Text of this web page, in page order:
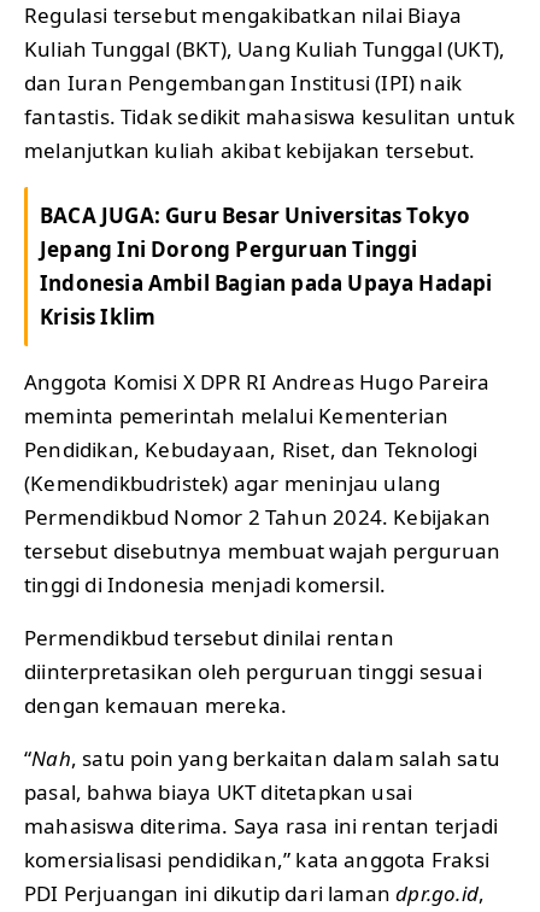
Regulasi tersebut mengakibatkan nilai Biaya
Kuliah Tunggal (BKT), Uang Kuliah Tunggal (UKT),
dan Iuran Pengembangan Institusi (IPI) naik
fantastis. Tidak sedikit mahasiswa kesulitan untuk
melanjutkan kuliah akibat kebijakan tersebut.
BACA JUGA: Guru Besar Universitas Tokyo
Jepang Ini Dorong Perguruan Tinggi
Indonesia Ambil Bagian pada Upaya Hadapi
Krisis Iklim
Anggota Komisi X DPR RI Andreas Hugo Pareira
meminta pemerintah melalui Kementerian
Pendidikan, Kebudayaan, Riset, dan Teknologi
(Kemendikbudristek) agar meninjau ulang
Permendikbud Nomor 2 Tahun 2024. Kebijakan
tersebut disebutnya membuat wajah perguruan
tinggi di Indonesia menjadi komersil.
Permendikbud tersebut dinilai rentan
diinterpretasikan oleh perguruan tinggi sesuai
dengan kemauan mereka.
“Nah, satu poin yang berkaitan dalam salah satu
pasal, bahwa biaya UKT ditetapkan usai
mahasiswa diterima. Saya rasa ini rentan terjadi
komersialisasi pendidikan,” kata anggota Fraksi
PDI Perjuangan ini dikutip dari lamandpr.go.id,